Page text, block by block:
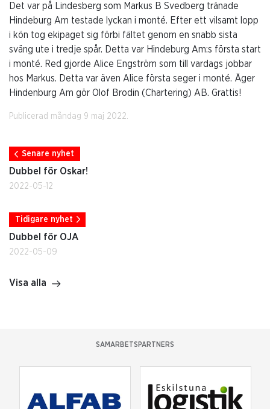
Det var på Lindesberg som Markus B Svedberg tränade
Hindeburg Am testade lyckan i monté. Efter ett vilsamt lopp
i kön tog ekipaget sig förbi fältet genom en snabb sista
sväng ute i tredje spår. Detta var Hindeburg Am:s första start
i monté. Red gjorde Alice Engström som till vardags jobbar
hos Markus. Detta var även Alice första seger i monté. Äger
Hindenburg Am gör Olof Brodin (Chartering) AB. Grattis!
Publicerad måndag 9 maj 2022.
Senare nyhet
Dubbel för Oskar!
2022-05-12
Tidigare nyhet
Dubbel för OJA
2022-05-09
Visa alla
SAMARBETSPARTNERS